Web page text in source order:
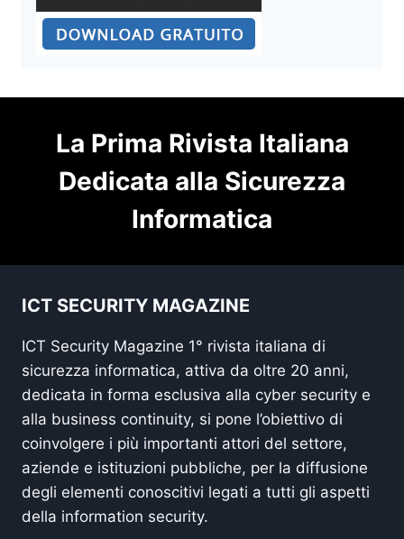
La Prima Rivista Italiana
Dedicata alla Sicurezza
Informatica
ICT SECURITY MAGAZINE
ICT Security Magazine 1° rivista italiana di
sicurezza informatica, attiva da oltre 20 anni,
dedicata in forma esclusiva alla cyber security e
alla business continuity, si pone l’obiettivo di
coinvolgere i più importanti attori del settore,
aziende e istituzioni pubbliche, per la diffusione
degli elementi conoscitivi legati a tutti gli aspetti
della information security.